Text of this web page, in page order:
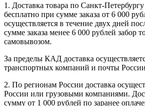
1. Доставка товара по Санкт-
бесплатно при сумме заказа от 6 000
осуществляется в течение двух дней
сумме заказа менее 6 000 рублей забор
самовывозом.
За пределы КАД доставка
транспортных компаний и почты
2. По регионам России доставка
России или грузовыми компаниями.
сумму от 1 000 рублей по заранее